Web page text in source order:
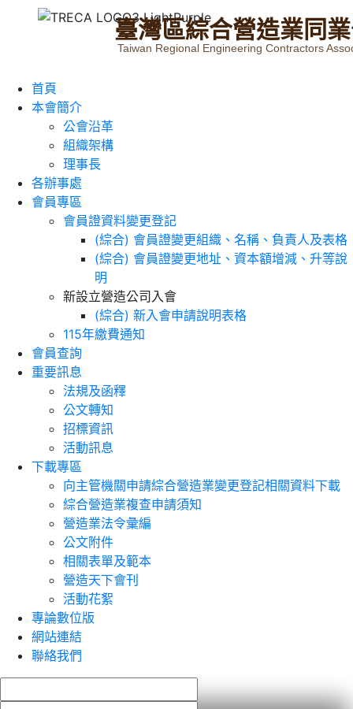
臺灣區綜合營造業同業
Taiwan Regional Engineering Contractors
首頁
本會簡介
公會沿革
組織架構
理事長
各辦事處
會員專區
會員證資料變更登記
(綜合) 會員證變更組織、名稱、負責人及表格
(綜合) 會員證變更地址、資本額增減、升等說
明
新設立營造公司入會
(綜合) 新入會申請說明表格
115年繳費通知
會員查詢
重要訊息
法規及函釋
公文轉知
招標資訊
活動訊息
下載專區
向主管機關申請綜合營造業變更登記相關資料下載
綜合營造業複查申請須知
營造業法令彙編
公文附件
相關表單及範本
營造天下會刊
活動花絮
專論數位版
網站連結
聯絡我們